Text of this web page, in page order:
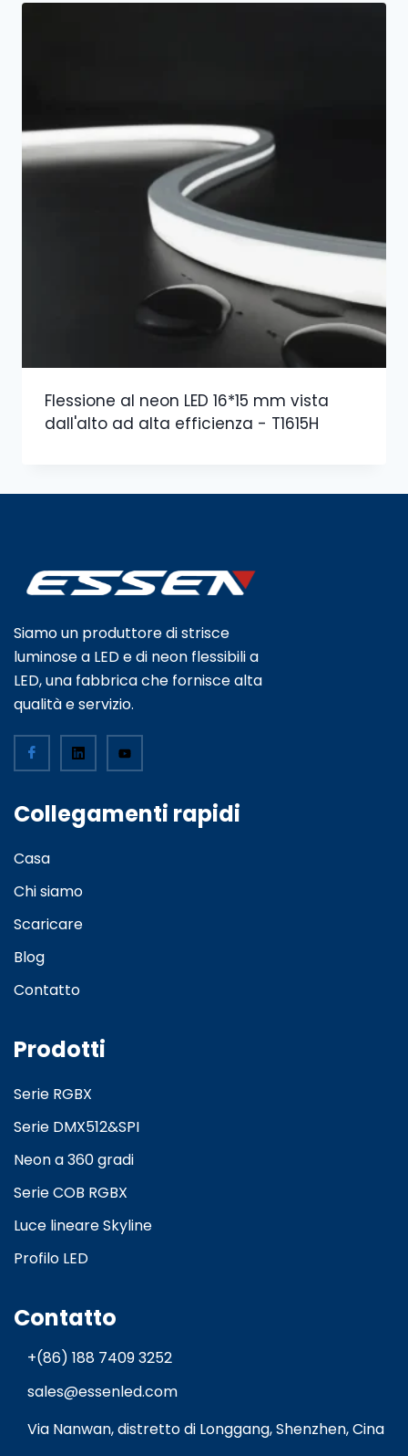
Flessione al neon LED 16*15 mm vista
dall'alto ad alta efficienza - T1615H
Siamo un produttore di strisce
luminose a LED e di neon flessibili a
LED, una fabbrica che fornisce alta
qualità e servizio.
Collegamenti rapidi
Casa
Chi siamo
Scaricare
Blog
Contatto
Prodotti
Serie RGBX
Serie DMX512&SPI
Neon a 360 gradi
Serie COB RGBX
Luce lineare Skyline
Profilo LED
Contatto
+(86) 188 7409 3252
sales@essenled.com
Via Nanwan, distretto di Longgang, Shenzhen, Cina